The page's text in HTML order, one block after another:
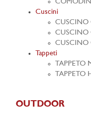
Cuscini
CUSCINO
CUSCINO
CUSCINO
Tappeti
TAPPETO
TAPPETO
OUTDOOR